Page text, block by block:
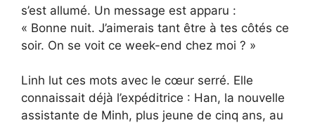
s’est allumé. Un message est apparu :
« Bonne nuit. J’aimerais tant être à tes côtés ce
soir. On se voit ce week-end chez moi ? »
Linh lut ces mots avec le cœur serré. Elle
connaissait déjà l’expéditrice : Han, la nouvelle
assistante de Minh, plus jeune de cinq ans, au